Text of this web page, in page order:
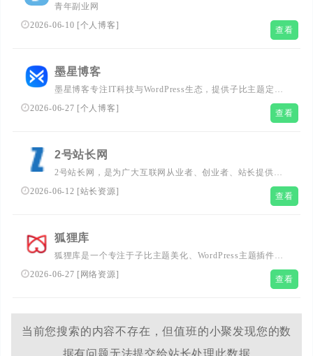
青年副业网
2026-06-10 [个人博客] 查看
墨星博客
墨星博客专注IT科技与WordPress生态，提供子比主题定
制、美化教程、网站优化技巧及精品PPT资源。深度解析
WordPress建站与子比主题实战经验，助力用户打造高效、
2026-06-27 [个人博客] 查看
2号站长网
2号站长网，是为广大互联网从业者、创业者、站长提供、
普通用户提供互联网资讯、网站建设知识、自媒体教学干
货、SEO优化技术分享、网络营销策略、windows使用、电
2026-06-12 [站长资源] 查看
狐狸库
狐狸库是一个专注于子比主题美化、WordPress主题插件、
SEO优化技巧和技术博客的网站，为您提供最新的网站建设
教程和内容管理系统相关资讯。欢迎浏览我们的传奇脚本教
2026-06-27 [ 网络资源] 查看
当前您搜索的内容不存在，但值班的小聚发现您的数